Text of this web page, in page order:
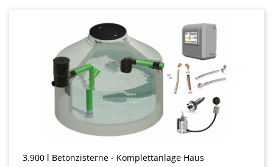
3.900 l Betonzisterne - Komplettanlage Haus